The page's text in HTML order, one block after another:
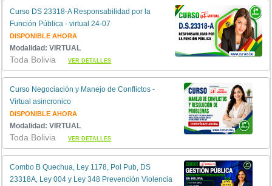
Curso DS 23318-A Responsabilidad por la
Función Pública - virtual 24-07
DISPONIBLE AHORA
Modalidad: VIRTUAL
Toda BoliviaVER DETALLES
Curso Negociación y Manejo de Conflictos -
Virtual asincronico
DISPONIBLE AHORA
Modalidad: VIRTUAL
Toda BoliviaVER DETALLES
Combo B Quechua, Ley 1178, Pol Pub, DS
23318A, Ley 004 y Ley 348 Prevención Violencia